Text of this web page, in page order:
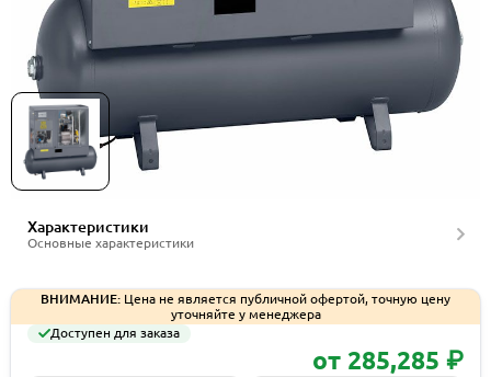
Винтовые компрессоры Atlas Copco серии GX 4
Характеристики
Основные характеристики
ВНИМАНИЕ: Цена не является публичной офертой, точную цену
уточняйте у менеджера
Доступен для заказа
от 285,285 ₽